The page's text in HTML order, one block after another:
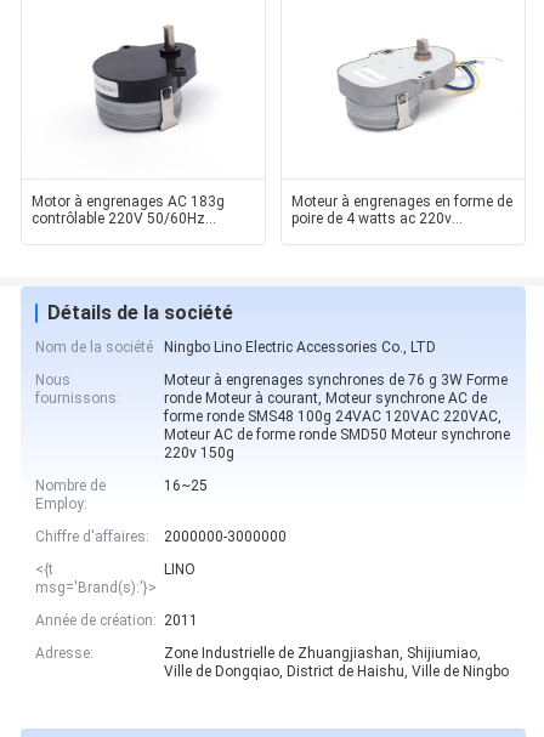
Motor à engrenages AC 183g
contrôlable 220V 50/60Hz
Moteur à engrenages en forme de
poire de 4 watts ac 220v
Détails de la société
Nom de la société
Ningbo Lino Electric Accessories Co., LTD
Nous
fournissons:
Moteur à engrenages synchrones de 76 g 3W Forme
ronde Moteur à courant, Moteur synchrone AC de
forme ronde SMS48 100g 24VAC 120VAC 220VAC,
Moteur AC de forme ronde SMD50 Moteur synchrone
220v 150g
Nombre de
Employ:
16~25
Chiffre d'affaires:
2000000-3000000
<{t
msg='Brand(s):'}>
LINO
Année de création: 2011
Adresse:
Zone Industrielle de Zhuangjiashan, Shijiumiao,
Ville de Dongqiao, District de Haishu, Ville de Ningbo